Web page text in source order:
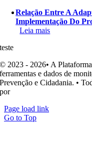
Relação Entre A
Implementação Do
Leia mais
teste
© 2023 - 2026• A
ferramentas e dados de
Prevenção e Cidadania. •
por
Page load link
Go to Top